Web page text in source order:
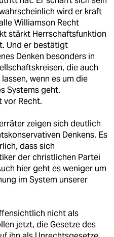
wird er kraft
Williamson Recht
stärkt Herrschaftsfunktion
Und er bestätigt
Denken besonders in
die auch
wenn es um die
Systems geht.
vor Recht.
zeigen sich deutlich
Denkens. Es
dass sich
der christlichen Partei
hier geht es weniger um
im System unserer
nicht als
jetzt, die Gesetze des